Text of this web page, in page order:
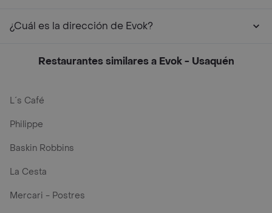
¿Cuál es la dirección de Evok?
Restaurantes similares a Evok - Usaquén
L´s Café
Philippe
Baskin Robbins
La Cesta
Mercari - Postres